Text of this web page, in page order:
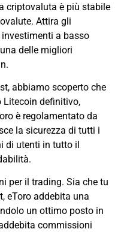
criptovaluta è più stabile
Attira gli
a basso
delle migliori
abbiamo scoperto che
Litecoin definitivo,
è regolamentato da
la sicurezza di tutti i
di utenti in tutto il
per il trading. Sia che tu
eToro addebita una
un ottimo posto in
commissioni